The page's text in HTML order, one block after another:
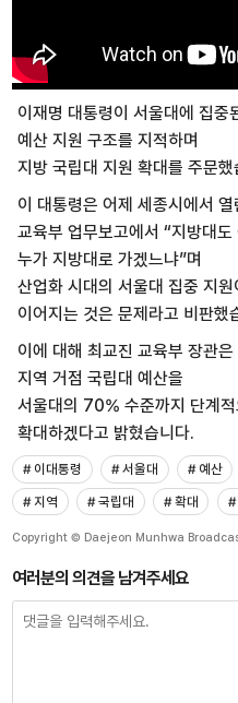
이재명 대통령이 서울대에 집중
예산 지원 구조를 지적하며
지방 국립대 지원 확대를 주문했
이 대통령은 어제 세종시에서 열
교육부 업무보고에서 “지방대
누가 지방대로 가겠느냐”며
산업화 시대의 서울대 집중 지원
이어지는 것은 문제라고 비판했
이에 대해 최교진 교육부 장관은
지역 거점 국립대 예산을
서울대의 70% 수준까지 단계적
확대하겠다고 밝혔습니다.
# 이대통령 # 서울대 # 예산
# 지역
# 국립대 # 확대 #
Copyright © Daejeon Munhwa
여러분의 의견을 남겨주세요